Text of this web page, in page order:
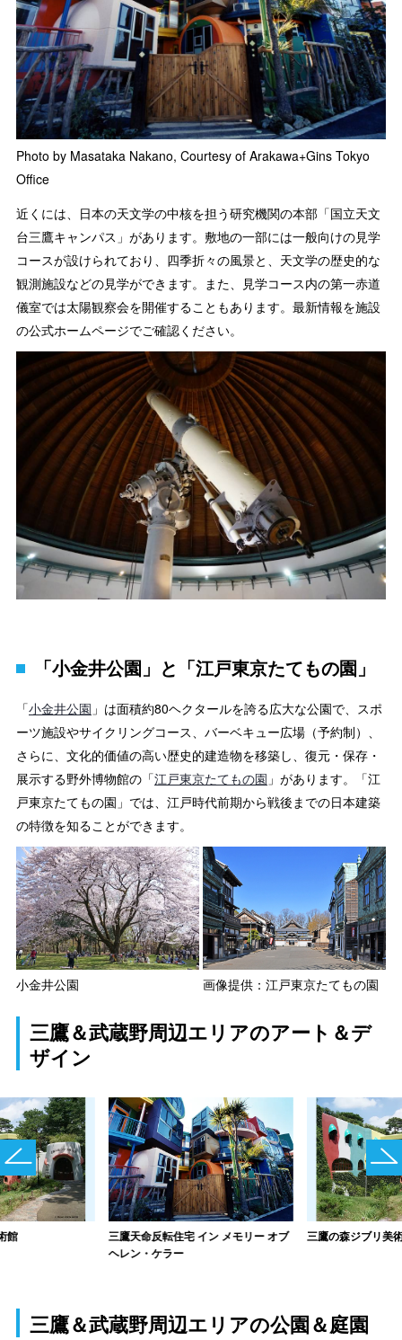
Photo by Masataka Nakano, Courtesy of Arakawa+Gins Tokyo
Office
近くには、日本の天文学の中核を担う研究機関の本部「国立天文
台三鷹キャンパス」があります。敷地の一部には一般向けの見学
コースが設けられており、四季折々の風景と、天文学の歴史的な
観測施設などの見学ができます。また、見学コース内の第一赤道
儀室では太陽観察会を開催することもあります。最新情報を施設
の公式ホームページでご確認ください。
「小金井公園」と「江戸東京たてもの園」
「小金井公園 」は面積約80ヘクタールを誇る広大な公園で、スポ
ーツ施設やサイクリングコース、バーベキュー広場（予約制）、
さらに、文化的価値の高い歴史的建造物を移築し、復元・保存・
展示する野外博物館の「江戸東京たてもの園 」があります。「江
戸東京たてもの園」では、江戸時代前期から戦後までの日本建築
の特徴を知ることができます。
小金井公園 画像提供：江戸東京たてもの園
三鷹＆武蔵野周辺エリアのアート＆デ
ザイン
館
三鷹天命反転住宅 イン メモリー オブ
ヘレン・ケラー
三鷹の森ジブリ美
三鷹＆武蔵野周辺エリアの公園＆庭園